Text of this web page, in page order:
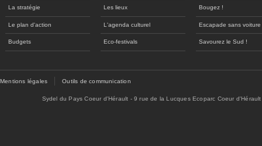
La stratégie
Le plan d'action
Budgets
Les lieux
L'agenda culturel
Eco-festivals
Bougez !
Escapade sans voiture
Savourez le Sud !
Mentions légales Outils de communication
Sydel du Pays Coeur d'Hérault - 9 rue de la Lucques Ecoparc Coeur